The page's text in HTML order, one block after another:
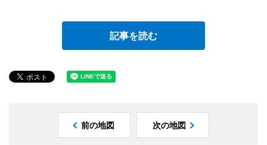
記事を読む
前の地図 次の地図